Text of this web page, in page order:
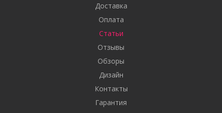
Доставка
Оплата
Статьи
Отзывы
Обзоры
Дизайн
Контакты
Гарантия